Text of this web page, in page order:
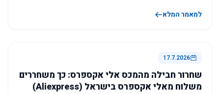
למאמר המלא
17.7.2026
שחרור חבילה מהמכס אלי אקספרס: כך משחררים
משלוח מאלי אקספרס בישראל (Aliexpress)